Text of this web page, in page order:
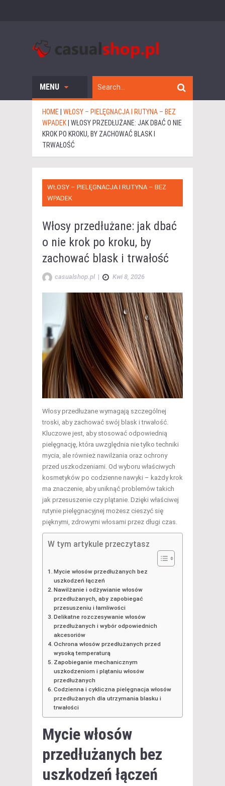
MENU
HOME
WŁOSY – PIELĘGNACJA I RUTYNA – BEZ
WPADEK WŁOSY PRZEDŁUŻANE: JAK DBAĆ O NIE
KROK PO KROKU, BY ZACHOWAĆ BLASK I
TRWAŁOŚĆ
WŁOSY – PIELĘGNACJA I RUTYNA – BEZ
WPADEK
Włosy przedłużane: jak dbać
o nie krok po kroku, by
zachować blask i trwałość
casualshop.pl | Kwi 8, 2026
Włosy przedłużane wymagają szczególnej
troski, aby zachować swój blask i trwałość.
Kluczowe jest, aby stosować odpowiednią
pielęgnację, która uwzględnia nie tylko techniki
mycia, ale również nawilżania oraz ochrony
przed uszkodzeniami. Od wyboru właściwych
kosmetyków po codzienne nawyki – każdy krok
ma znaczenie, aby uniknąć problemów takich
jak przesuszenie czy plątanie. Dzięki właściwej
rutynie pielęgnacyjnej możesz cieszyć się
pięknymi, zdrowymi włosami przez długi czas.
W tym artykule przeczytasz
Mycie włosów przedłużanych bez
uszkodzeń łączeń
Nawilżanie i odżywianie włosów
przedłużanych, aby zapobiegać
przesuszeniu i łamliwości
Delikatne rozczesywanie włosów
przedłużanych i wybór odpowiednich
akcesoriów
Ochrona włosów przedłużanych przed
wysoką temperaturą
Zapobieganie mechanicznym
uszkodzeniom i plątaniu włosów
przedłużanych
Codzienna i cykliczna pielęgnacja włosów
przedłużanych dla utrzymania blasku i
trwałości
Mycie włosów
przedłużanych bez
uszkodzeń łączeń